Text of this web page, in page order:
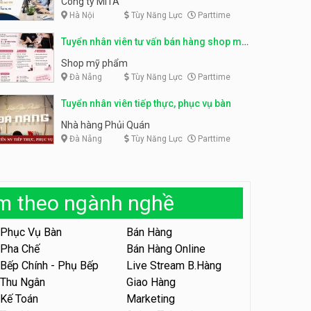
parttime
Tuyển nhân viên đóng gói
Shop online
Tuyển nhân viên phục vụ
động
Khu vui chơi May Town
Tuyển nhân viên tư vấn bán
Tuyển nhân viên bán hàng,
giữ xe parttime – Kibo Kid
KIBO KIDS
Tuyển nhân viên edit ảnh,
video parttime
Công ty
Hà Nội Tùy Năng Lực Parttime
Tuyển nhân viên tư vấn bán hàng shop mỹ
phẩm
Shop mỹ phẩm
Đà Nẵng Tùy Năng Lực Parttime
Tuyển nhân viên tiếp thực, phục vụ bàn
Nhà hàng Phủi Quán
Đà Nẵng Tùy Năng Lực Parttime
theo ngành nghề
Phục Vụ Bàn
Bán Hàng
Pha Chế
Bán Hàng Online
Bếp Chính - Phụ Bếp
Live Stream B.Hàng
Thu Ngân
Giao Hàng
Kế Toán
Marketing